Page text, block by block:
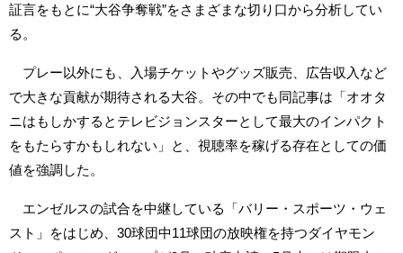
証言をもとに“大谷争奪戦”をさまざまな切り口から分析してい
る。
プレー以外にも、入場チケットやグッズ販売、広告収入など
で大きな貢献が期待される大谷。その中でも同記事は「オオタ
ニはもしかするとテレビジョンスターとして最大のインパクト
をもたらすかもしれない」と、視聴率を稼げる存在としての価
値を強調した。
エンゼルスの試合を中継している「バリー・スポーツ・ウェ
スト」をはじめ、30球団中11球団の放映権を持つダイヤモン